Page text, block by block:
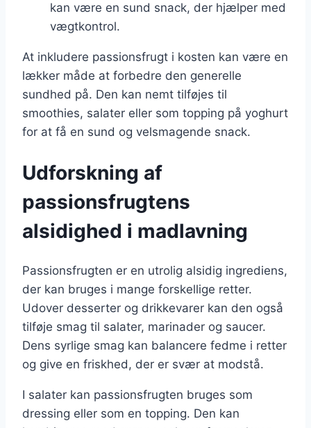
kan være en sund snack, der hjælper med
vægtkontrol.
At inkludere passionsfrugt i kosten kan være en
lækker måde at forbedre den generelle
sundhed på. Den kan nemt tilføjes til
smoothies, salater eller som topping på yoghurt
for at få en sund og velsmagende snack.
Udforskning af
passionsfrugtens
alsidighed i madlavning
Passionsfrugten er en utrolig alsidig ingrediens,
der kan bruges i mange forskellige retter.
Udover desserter og drikkevarer kan den også
tilføje smag til salater, marinader og saucer.
Dens syrlige smag kan balancere fedme i retter
og give en friskhed, der er svær at modstå.
I salater kan passionsfrugten bruges som
dressing eller som en topping. Den kan